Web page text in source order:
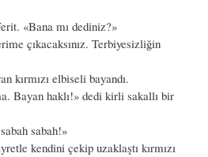
«Bana mı dediniz?»
çıkacaksınız. Terbiyesizliğin
kırmızı elbiseli bayandı.
Bayan haklı!» dedi kirli sakallı bir
sabah!»
kendini çekip uzaklaştı kırmızı